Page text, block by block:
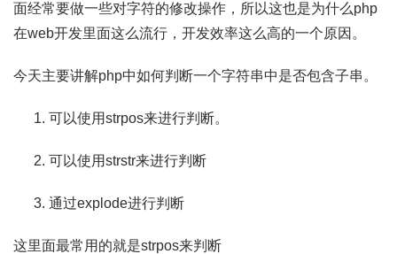
面经常要做一些对字符的修改操作，所以这也是为什么php
在web开发里面这么流行，开发效率这么高的一个原因。
今天主要讲解php中如何判断一个字符串中是否包含子串。
可以使用strpos来进行判断。
可以使用strstr来进行判断
通过explode进行判断
这里面最常用的就是strpos来判断